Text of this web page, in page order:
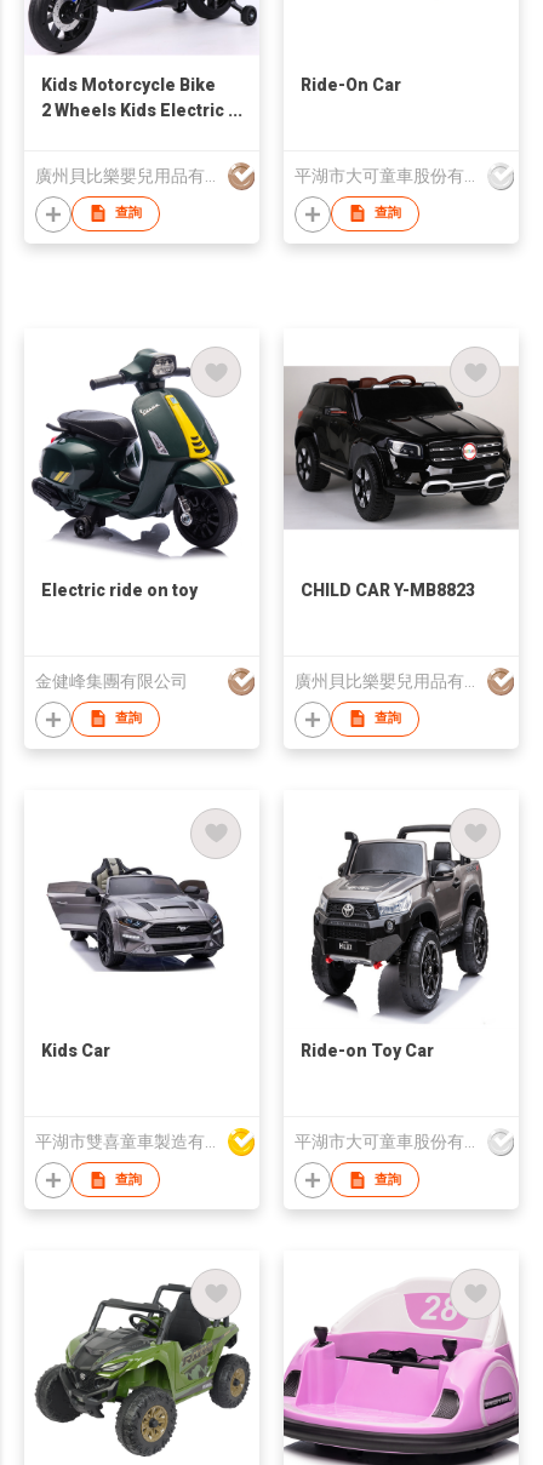
Kids Motorcycle Bike
2 Wheels Kids Electric
Car For Kids
查詢
Ride-On Car
查詢
Electric ride on toy
金健峰集團有限公司
查詢
CHILD CAR Y-MB8823
查詢
Kids Car
查詢
Ride-on Toy Car
查詢